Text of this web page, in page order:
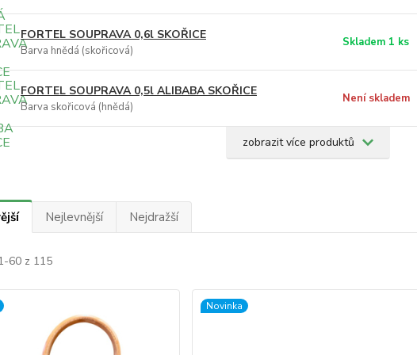
FORTEL SOUPRAVA 0,6l SKOŘICE
Barva hnědá (skořicová)
Skladem 1 ks
FORTEL SOUPRAVA 0,5l ALIBABA SKOŘICE
Barva skořicová (hnědá)
Není skladem
zobrazit více produktů
Nejlevnější Nejdražší
60 z 115
Novinka